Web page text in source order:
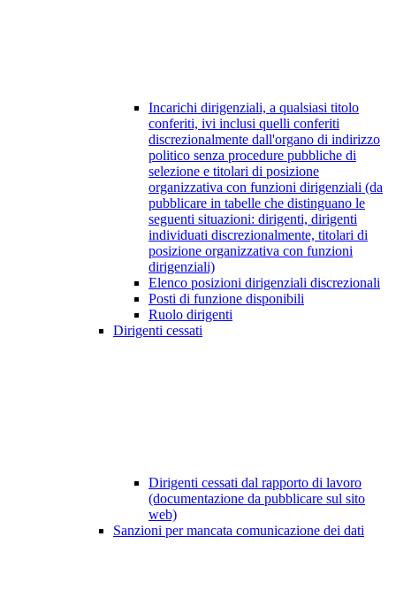
Incarichi dirigenziali, a qualsiasi titolo
conferiti, ivi inclusi quelli conferiti
discrezionalmente dall'organo di indirizzo
politico senza procedure pubbliche di
selezione e titolari di posizione
organizzativa con funzioni dirigenziali (da
pubblicare in tabelle che distinguano le
seguenti situazioni: dirigenti, dirigenti
individuati discrezionalmente, titolari di
posizione organizzativa con funzioni
dirigenziali)
Elenco posizioni dirigenziali discrezionali
Posti di funzione disponibili
Ruolo dirigenti
Dirigenti cessati
Dirigenti cessati dal rapporto di lavoro
(documentazione da pubblicare sul sito
web)
Sanzioni per mancata comunicazione dei dati